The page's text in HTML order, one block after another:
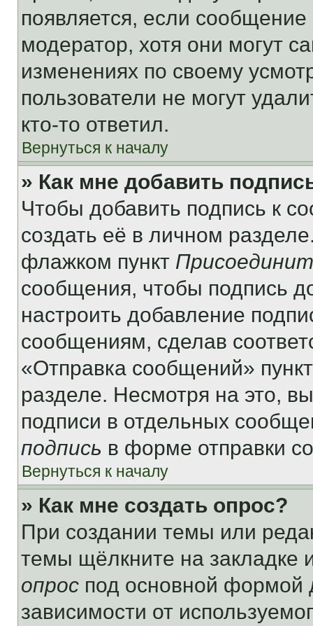
появляется, если
модератор, хотя они могут
изменениях по своему
пользователи не могут
кто-то ответил.
Вернуться к началу
» Как мне добавить
Чтобы добавить подпись к
создать её в личном
флажком пункт
сообщения, чтобы подпись
настроить добавление
сообщениям, сделав
«Отправка сообщений»
разделе. Несмотря на это,
подписи в отдельных
подпись в форме отправки
Вернуться к началу
» Как мне создать опрос?
При создании темы или
темы щёлкните на
опрос под основной формой
зависимости от